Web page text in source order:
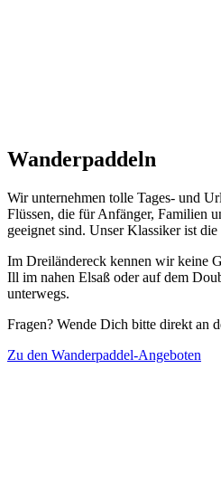
Wanderpaddeln
Wir unternehmen tolle Tages- und
Flüssen, die für Anfänger, Familien
geeignet sind. Unser Klassiker ist
Im Dreiländereck kennen wir keine
Ill im nahen Elsaß oder auf dem
unterwegs.
Fragen? Wende Dich bitte direkt an
Zu den Wanderpaddel-Angeboten